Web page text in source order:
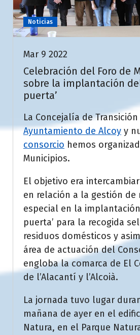
Noticias
Mar 9 2022
Celebración del Foro de
sobre la implantación
puerta’
La Concejalía de
Ayuntamiento de Alcoy y
consorcio hemos
Municipios.
El objetivo era
en relación a la gestión de
especial en la
puerta’ para la recogida
residuos domésticos y
área de actuación del
engloba la comarca de El
de l’Alacantí y l’Alcoià.
La jornada tuvo lugar
mañana de ayer en el
Natura, en el Parque